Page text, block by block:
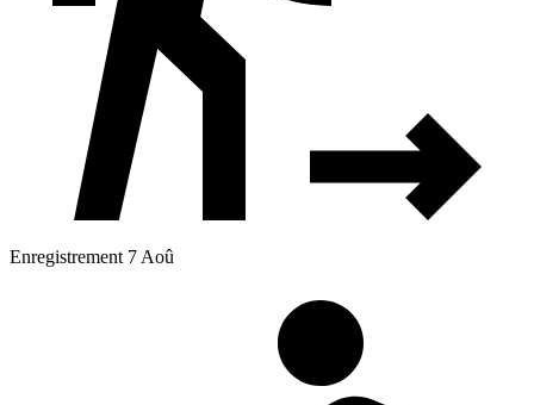
Enregistrement 7 Aoû